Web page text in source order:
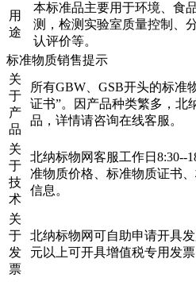
用
途
本标准品主要用于环境、食
测，检测实验室质量控制、
认评价等。
标准物质销售提示
关
于
产
品
所有GBW、GSB开头的标准
证书”。因产品种类繁多，北
品，详情请咨询在线客服。
关
于
技
术
北纳标物网客服工作日8:30--
准物质价格、标准物质证书
信息。
关
于
发
票
北纳标物网可自助申请开具
元以上可开具增值税专用发票